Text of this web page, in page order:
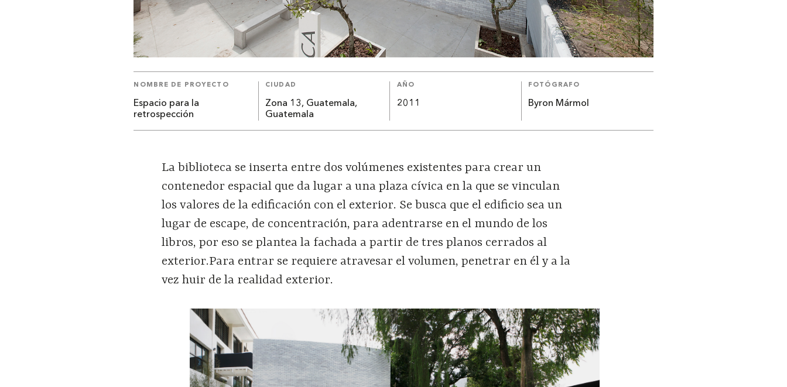
NOMBRE DE PROYECTO
Espacio para la
retrospección
CIUDAD
Zona 13, Guatemala,
Guatemala
AÑO
2011
FOTÓGRAFO
Byron Mármol
La biblioteca se inserta entre dos volúmenes existentes para crear un
contenedor espacial que da lugar a una plaza cívica en la que se vinculan
los valores de la edificación con el exterior. Se busca que el edificio sea un
lugar de escape, de concentración, para adentrarse en el mundo de los
libros, por eso se plantea la fachada a partir de tres planos cerrados al
exterior.Para entrar se requiere atravesar el volumen, penetrar en él y a la
vez huir de la realidad exterior.